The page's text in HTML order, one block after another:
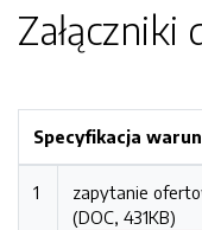
Załączniki
Specyfikacja
1
zapytanie
(DOC, 431KB)